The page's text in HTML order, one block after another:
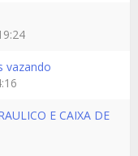
vazando
E CAIXA DE